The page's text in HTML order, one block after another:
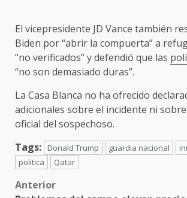
El vicepresidente JD Vance también
Biden por “abrir la compuerta” a
“no verificados” y defendió que las
“no son demasiado duras”.
La Casa Blanca no ha ofrecido
adicionales sobre el incidente ni
oficial del sospechoso.
Tags:
Donald Trump guardia nacional
politica
Qatar
Post
Anterior